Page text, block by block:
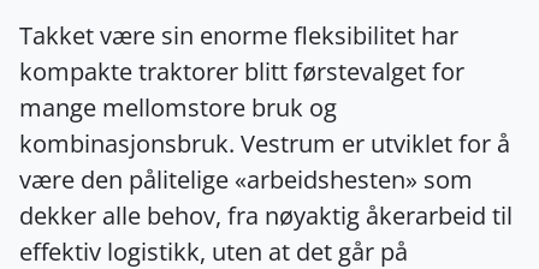
Takket være sin enorme fleksibilitet har
kompakte traktorer blitt førstevalget for
mange mellomstore bruk og
kombinasjonsbruk. Vestrum er utviklet for å
være den pålitelige «arbeidshesten» som
dekker alle behov, fra nøyaktig åkerarbeid til
effektiv logistikk, uten at det går på